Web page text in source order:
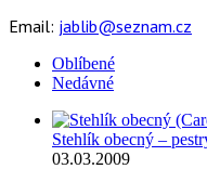
Email: jablib@seznam.cz
Oblíbené
Nedávné
Stehlík obecný –
03.03.2009